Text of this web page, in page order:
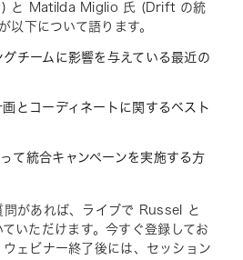
) と Matilda Miglio 氏 (Drift の統
以下について語ります。
グチームに影響を与えている最近の
とコーディネートに関するベスト
て統合キャンペーンを実施する方
問があれば、ライブで Russel と
いただけます。今すぐ登録してお
ェビナー終了後には、セッション